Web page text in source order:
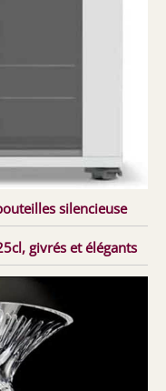
silencieuse
givrés et élégants